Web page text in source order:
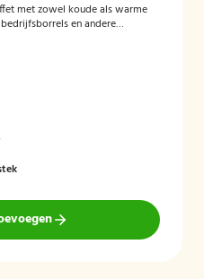
met zowel koude als warme
en andere
genieten van verschillende
diner te serveren.